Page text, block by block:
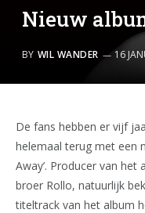
Nieuw
BY WIL WANDER 16
De fans hebben er vijf
helemaal terug met een
Away’. Producer van
broer Rollo, natuurlijk
titeltrack van het album